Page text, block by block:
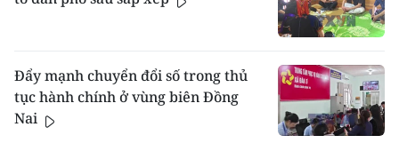
Đẩy mạnh chuyển đổi số trong thủ
tục hành chính ở vùng biên Đồng
Nai